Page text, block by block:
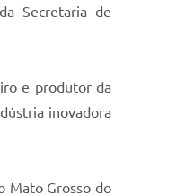
Secretaria de
e produtor da
inovadora
Mato Grosso do